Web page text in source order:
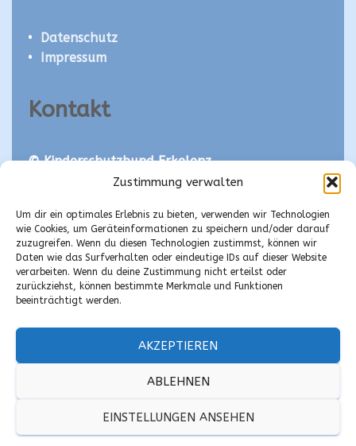
Zustimmung verwalten
Um dir ein optimales Erlebnis zu bieten, verwenden wir Technologien
wie Cookies, um Geräteinformationen zu speichern und/oder darauf
zuzugreifen. Wenn du diesen Technologien zustimmst, können wir
Daten wie das Surfverhalten oder eindeutige IDs auf dieser Website
verarbeiten. Wenn du deine Zustimmung nicht erteilst oder
zurückziehst, können bestimmte Merkmale und Funktionen
beeinträchtigt werden.
AKZEPTIEREN
ABLEHNEN
EINSTELLUNGEN ANSEHEN
•
Datenschutz
•
Impressum
Kontakt
© Kinderschutzbund Erkelenz
Aachener Straße 26
info@kinderschutzbund-erkelenz.de
Spenden/Mitgliedschaft
•Spenden
Hestia | Entwickelt vonThemeIsle